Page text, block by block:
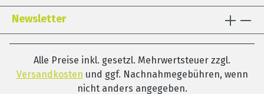
Newsletter
Alle Preise inkl. gesetzl. Mehrwertsteuer zzgl.
Versandkosten und ggf. Nachnahmegebühren, wenn
nicht anders angegeben.